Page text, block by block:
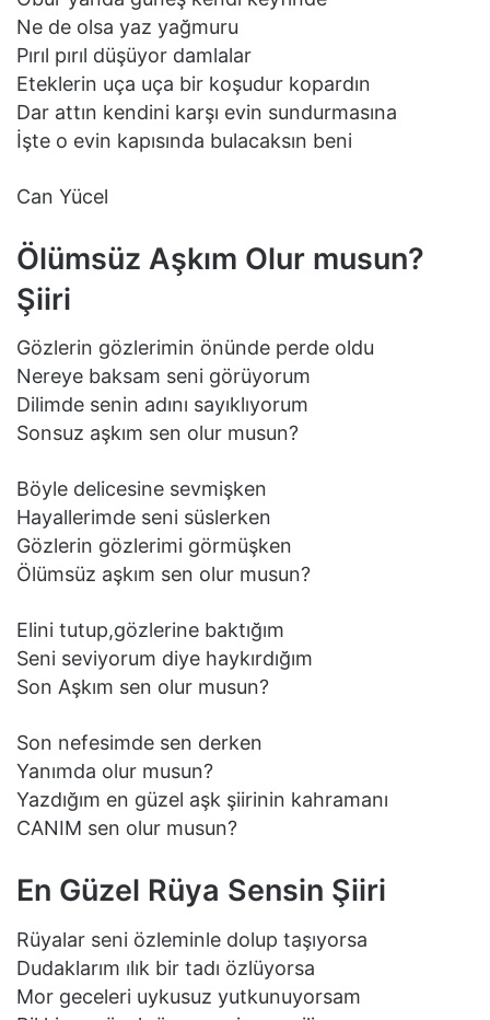
Ne de olsa yaz yağmuru
Pırıl pırıl düşüyor damlalar
Eteklerin uça uça bir koşudur kopardın
Dar attın kendini karşı evin sundurmasına
İşte o evin kapısında bulacaksın beni
Can Yücel
Ölümsüz Aşkım Olur musun?
Şiiri
Gözlerin gözlerimin önünde perde oldu
Nereye baksam seni görüyorum
Dilimde senin adını sayıklıyorum
Sonsuz aşkım sen olur musun?
Böyle delicesine sevmişken
Hayallerimde seni süslerken
Gözlerin gözlerimi görmüşken
Ölümsüz aşkım sen olur musun?
Elini tutup,gözlerine baktığım
Seni seviyorum diye haykırdığım
Son Aşkım sen olur musun?
Son nefesimde sen derken
Yanımda olur musun?
Yazdığım en güzel aşk şiirinin kahramanı
CANIM sen olur musun?
En Güzel Rüya Sensin Şiiri
Rüyalar seni özleminle dolup taşıyorsa
Dudaklarım ılık bir tadı özlüyorsa
Mor geceleri uykusuz yutkunuyorsam